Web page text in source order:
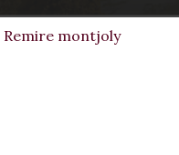
Remire montjoly